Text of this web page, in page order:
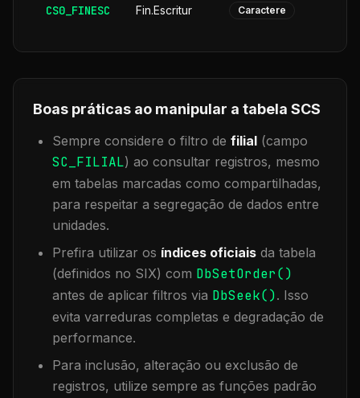
CS0_FINESC Fin.Escritur Caractere
Boas práticas ao manipular a tabela SCS
Sempre considere o filtro de filial (campo
SC_FILIAL) ao consultar registros, mesmo
em tabelas marcadas como compartilhadas,
para respeitar a segregação de dados entre
unidades.
Prefira utilizar os índices oficiais da tabela
(definidos no SIX) com DbSetOrder()
antes de aplicar filtros via DbSeek(). Isso
evita varreduras completas e degradação de
performance.
Para inclusão, alteração ou exclusão de
registros, utilize sempre as funções padrão